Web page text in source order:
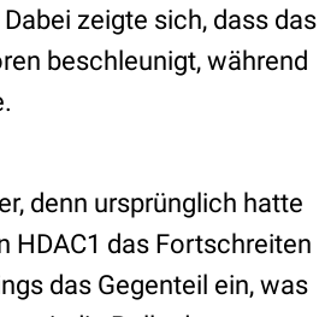
zeigte sich, dass das
beschleunigt, während
denn ursprünglich hatte
HDAC1 das Fortschreiten
das Gegenteil ein, was